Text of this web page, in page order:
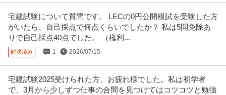
宅建試験について質問です。 LECの0円公開模試を受験した方
がいたら、自己採点で何点くらいでしたか？ 私は5問免除あ
りで自己採点40点でした。 （権利...
解決済み 1 2026/07/15
宅建試験2025受けられた方、お疲れ様でした。私は初学者
で、3月から少しずつ仕事の合間を見つけてはコツコツと勉強